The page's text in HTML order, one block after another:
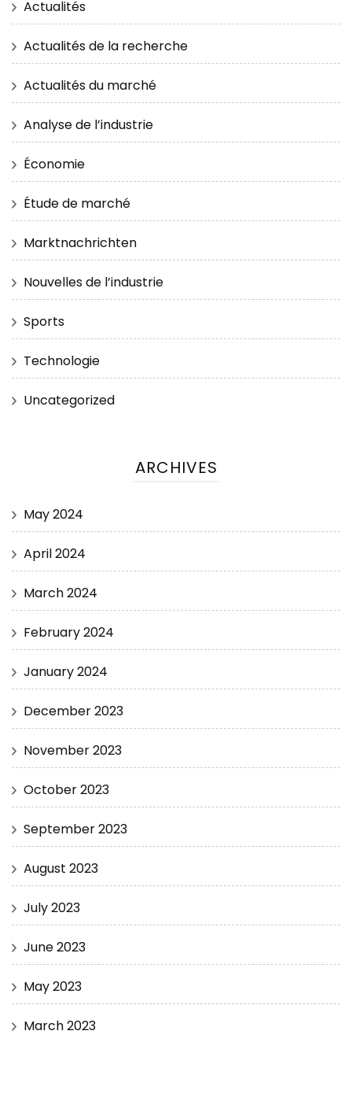
Actualités
Actualités de la recherche
Actualités du marché
Analyse de l’industrie
Économie
Étude de marché
Marktnachrichten
Nouvelles de l’industrie
Sports
Technologie
Uncategorized
ARCHIVES
May 2024
April 2024
March 2024
February 2024
January 2024
December 2023
November 2023
October 2023
September 2023
August 2023
July 2023
June 2023
May 2023
March 2023